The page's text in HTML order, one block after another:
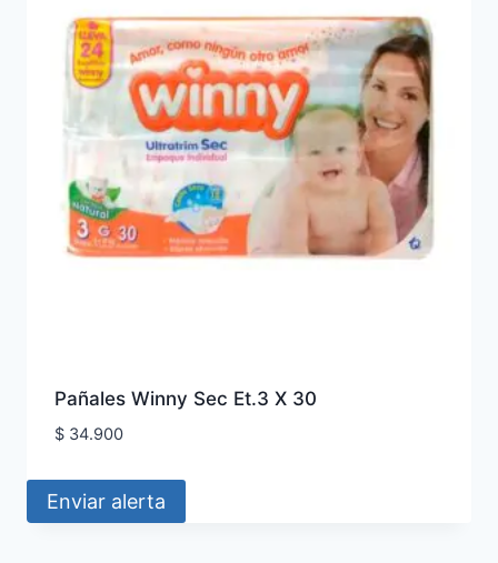
Pañales Winny Sec Et.3 X 30
$34.900
Enviar alerta